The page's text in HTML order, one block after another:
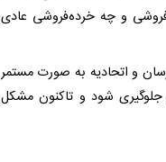
و چه خرده‌فروشی عادی
و اتحادیه به صورت مستمر
جلوگیری شود و تاکنون مشکل